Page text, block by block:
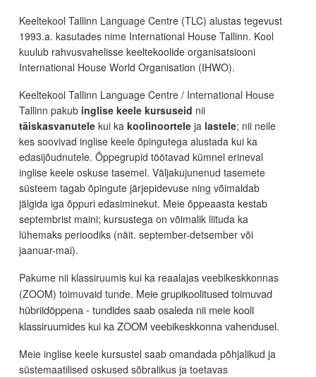
Keeltekool Tallinn Language Centre (TLC) alustas tegevust
1993.a. kasutades nime International House Tallinn. Kool
kuulub rahvusvahelisse keeltekoolide organisatsiooni
International House World Organisation (IHWO).
Keeltekool Tallinn Language Centre / International House
Tallinn pakub inglise keele kursuseid nii
täiskasvanutele kui ka koolinoortele ja lastele; nii neile
kes soovivad inglise keele õpingutega alustada kui ka
edasijõudnutele. Õppegrupid töötavad kümnel erineval
inglise keele oskuse tasemel. Väljakujunenud tasemete
süsteem tagab õpingute järjepidevuse ning võimaldab
jälgida iga õppuri edasiminekut. Meie õppeaasta kestab
septembrist maini; kursustega on võimalik liituda ka
lühemaks perioodiks (näit. september-detsember või
jaanuar-mai).
Pakume nii klassiruumis kui ka reaalajas veebikeskkonnas
(ZOOM) toimuvaid tunde. Meie grupikoolitused toimuvad
hübriidõppena - tundides saab osaleda nii meie kooli
klassiruumides kui ka ZOOM veebikeskkonna vahendusel.
Meie inglise keele kursustel saab omandada põhjalikud ja
süstemaatilised oskused sõbralikus ja toetavas